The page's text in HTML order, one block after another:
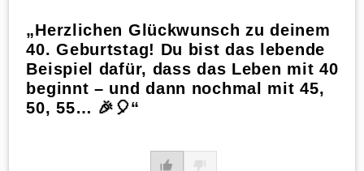
„Herzlichen Glückwunsch zu deinem
40. Geburtstag! Du bist das lebende
Beispiel dafür, dass das Leben mit 40
beginnt – und dann nochmal mit 45,
50, 55… 🎉🎈“